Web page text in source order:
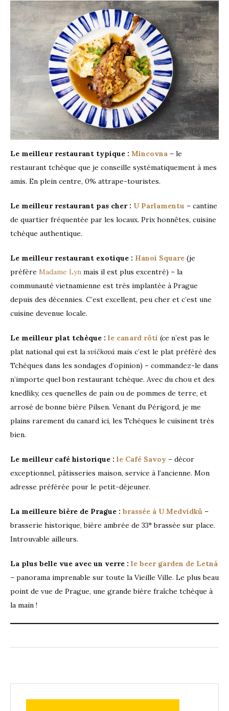
Le meilleur restaurant typique : Mincovna – le
restaurant tchèque que je conseille systématiquement à mes
amis. En plein centre, 0% attrape-touristes.
Le meilleur restaurant pas cher : U Parlamentu – cantine
de quartier fréquentée par les locaux. Prix honnêtes, cuisine
tchèque authentique.
Le meilleur restaurant exotique : Hanoi Square (je
préfère Madame Lyn mais il est plus excentré) – la
communauté vietnamienne est très implantée à Prague
depuis des décennies. C’est excellent, peu cher et c’est une
cuisine devenue locale.
Le meilleur plat tchèque : le canard rôti (ce n’est pas le
plat national qui est la svíčková mais c’est le plat préféré des
Tchèques dans les sondages d’opinion) – commandez-le dans
n’importe quel bon restaurant tchèque. Avec du chou et des
knedlíky, ces quenelles de pain ou de pommes de terre, et
arrosé de bonne bière Pilsen. Venant du Périgord, je me
plains rarement du canard ici, les Tchèques le cuisinent très
bien.
Le meilleur café historique : le Café Savoy – décor
exceptionnel, pâtisseries maison, service à l’ancienne. Mon
adresse préférée pour le petit-déjeuner.
La meilleure bière de Prague : brassée à U Medvídků –
brasserie historique, bière ambrée de 33° brassée sur place.
Introuvable ailleurs.
La plus belle vue avec un verre : le beer garden de Letná
– panorama imprenable sur toute la Vieille Ville. Le plus beau
point de vue de Prague, une grande bière fraîche tchèque à
la main !